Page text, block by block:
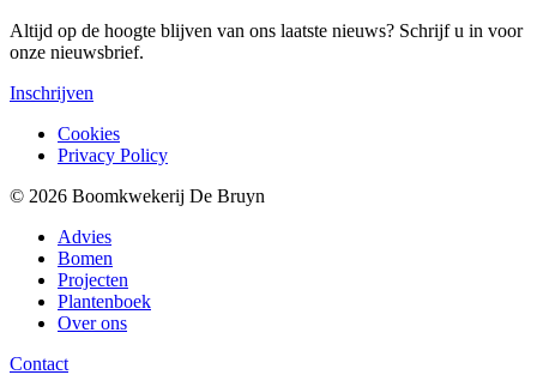
Altijd op de hoogte blijven van ons laatste nieuws? Schrijf u in voor
onze nieuwsbrief.
Inschrijven
Cookies
Privacy Policy
© 2026 Boomkwekerij De Bruyn
Advies
Bomen
Projecten
Plantenboek
Over ons
Contact